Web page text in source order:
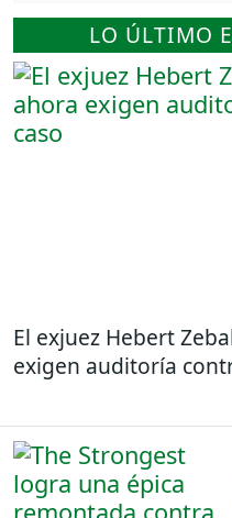
LO ÚLTIMO
El exjuez Hebert
exigen auditoría